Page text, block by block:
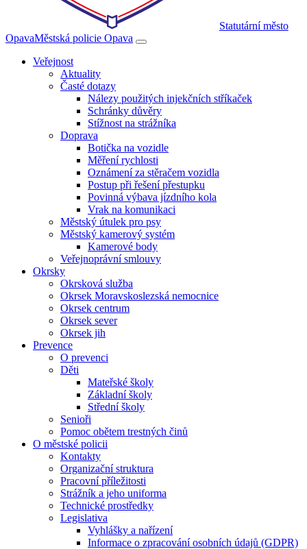
Statutární město
OpavaMěstská policie Opava
Veřejnost
Aktuality
Časté dotazy
Nálezy použitých injekčních stříkaček
Schránky důvěry
Stížnost na strážníka
Doprava
Botička na vozidle
Měření rychlosti
Oznámení za stěračem vozidla
Postup při řešení přestupku
Povinná výbava jízdního kola
Vrak na komunikaci
Městský útulek pro psy
Městský kamerový systém
Kamerové body
Veřejnoprávní smlouvy
Okrsky
Okrsková služba
Okrsek Moravskoslezská nemocnice
Okrsek centrum
Okrsek sever
Okrsek jih
Prevence
O prevenci
Děti
Mateřské školy
Základní školy
Střední školy
Senioři
Pomoc obětem trestných činů
O městské policii
Kontakty
Organizační struktura
Pracovní příležitosti
Strážník a jeho uniforma
Technické prostředky
Legislativa
Vyhlášky a nařízení
Informace o zpracování osobních údajů (GDPR)